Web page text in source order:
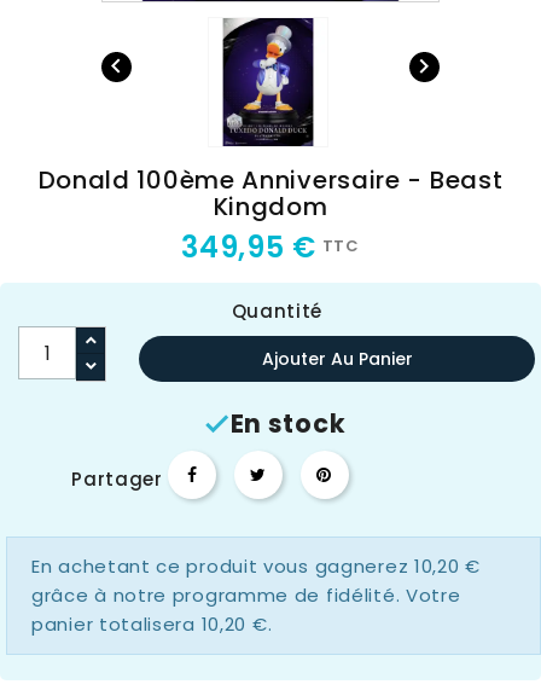
 
Donald 100ème Anniversaire - Beast
Kingdom
349,95 € TTC
Quantité
Ajouter Au Panier
En stock
Partager
En achetant ce produit vous gagnerez 10,20 €
grâce à notre programme de fidélité. Votre
panier totalisera 10,20 €.